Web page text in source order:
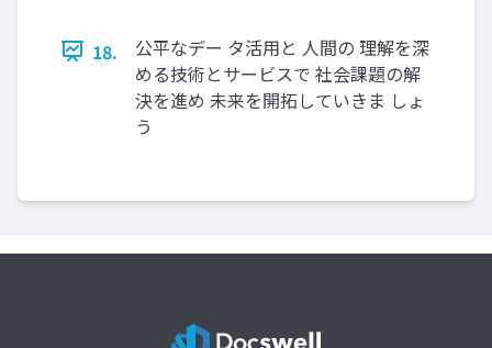
18.
公平なデー タ活用と 人間の 理解を深
める技術とサービスで 社会課題の解
決を進め 未来を開拓していきま しょ
う